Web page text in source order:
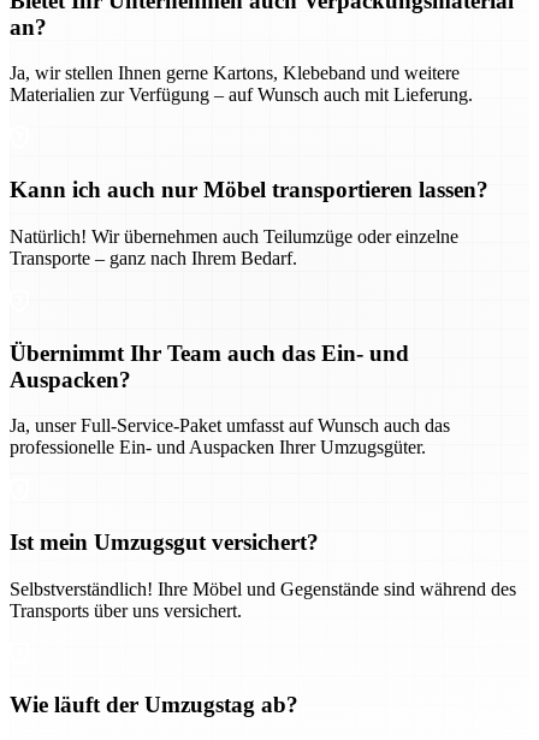
an?
Ja, wir stellen Ihnen gerne Kartons, Klebeband und weitere
Materialien zur Verfügung – auf Wunsch auch mit Lieferung.
Kann ich auch nur Möbel transportieren lassen?
Natürlich! Wir übernehmen auch Teilumzüge oder einzelne
Transporte – ganz nach Ihrem Bedarf.
Übernimmt Ihr Team auch das Ein- und
Auspacken?
Ja, unser Full-Service-Paket umfasst auf Wunsch auch das
professionelle Ein- und Auspacken Ihrer Umzugsgüter.
Ist mein Umzugsgut versichert?
Selbstverständlich! Ihre Möbel und Gegenstände sind während des
Transports über uns versichert.
Wie läuft der Umzugstag ab?